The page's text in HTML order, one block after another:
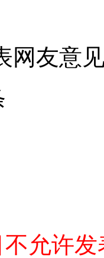
网友意
允许